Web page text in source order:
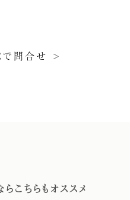
問合せ >
こちらもオススメ